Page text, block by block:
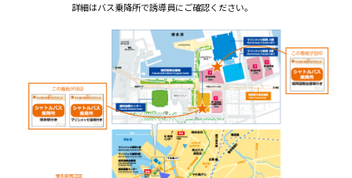
詳細はバス乗降所で誘導員にご確認ください。